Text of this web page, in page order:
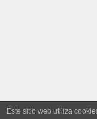
Este sitio web utiliza